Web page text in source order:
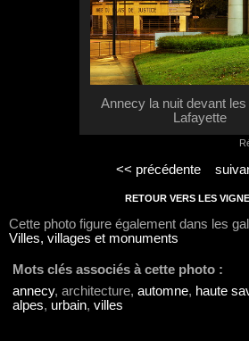
Annecy la nuit devant
Lafayette
<< précédente
RETOUR VERS LES
Cette photo figure également dans les
Villes, villages et monuments
Mots clés associés à cette photo :
annecy, architecture, automne, haute
alpes, urbain, villes